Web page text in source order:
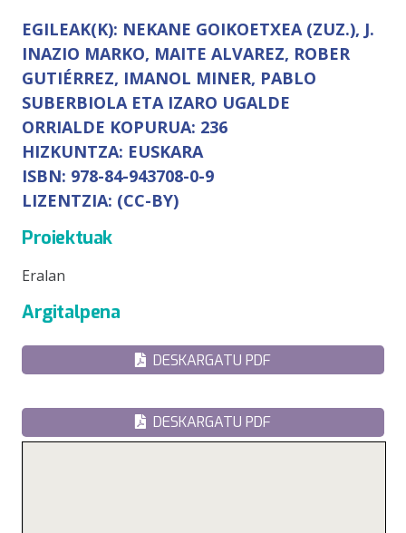
EGILEAK(K): NEKANE GOIKOETXEA (ZUZ.), J.
INAZIO MARKO, MAITE ALVAREZ, ROBER
GUTIÉRREZ, IMANOL MINER, PABLO
SUBERBIOLA ETA IZARO UGALDE
ORRIALDE KOPURUA: 236
HIZKUNTZA: EUSKARA
ISBN: 978-84-943708-0-9
LIZENTZIA: (CC-BY)
Proiektuak
Eralan
Argitalpena
DESKARGATU PDF
DESKARGATU PDF